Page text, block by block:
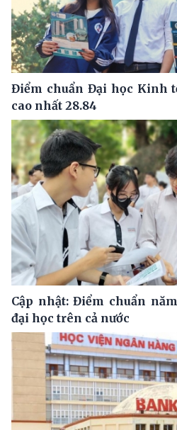
Điểm chuẩn Đại học Kinh
cao nhất 28.84
Cập nhật: Điểm chuẩn
đại học trên cả nước